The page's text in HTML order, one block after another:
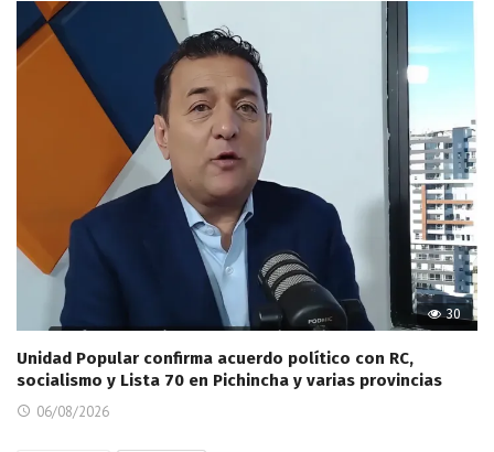
30
Unidad Popular confirma acuerdo político con RC,
socialismo y Lista 70 en Pichincha y varias provincias
06/08/2026